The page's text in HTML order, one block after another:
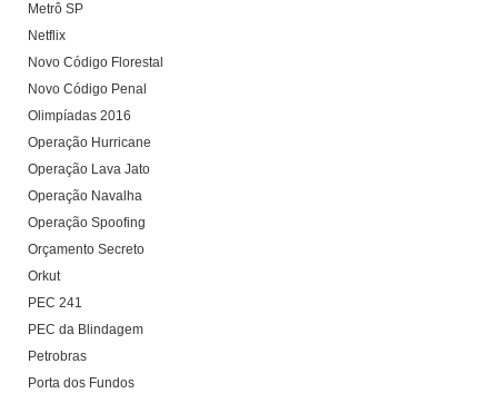
Metrô SP
Netflix
Novo Código Florestal
Novo Código Penal
Olimpíadas 2016
Operação Hurricane
Operação Lava Jato
Operação Navalha
Operação Spoofing
Orçamento Secreto
Orkut
PEC 241
PEC da Blindagem
Petrobras
Porta dos Fundos